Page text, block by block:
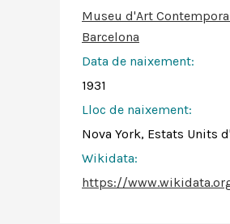
Museu d'Art
Barcelona
Data de naixement:
1931
Lloc de naixement:
Nova York, Estats Units
Wikidata:
https://